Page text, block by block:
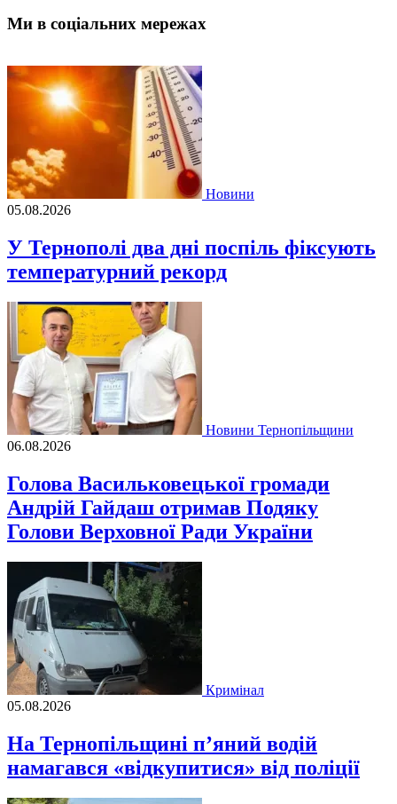
Ми в соціальних мережах
Новини
05.08.2026
У Тернополі два дні поспіль фіксують
температурний рекорд
Новини Тернопільщини
06.08.2026
Голова Васильковецької громади
Андрій Гайдаш отримав Подяку
Голови Верховної Ради України
Кримінал
05.08.2026
На Тернопільщині п’яний водій
намагався «відкупитися» від поліції